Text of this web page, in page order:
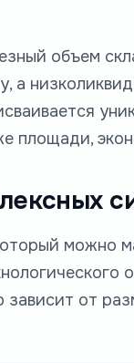
объем
а
площади,
можно
от